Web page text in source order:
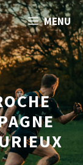
MENU